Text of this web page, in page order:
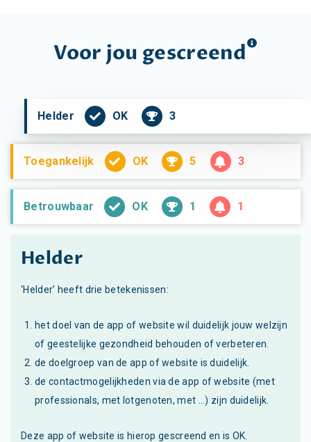
Voor jou gescreend
Helder OK 3
Toegankelijk OK 5 3
Betrouwbaar OK 1 1
Helder
‘Helder’ heeft drie betekenissen:
het doel van de app of website wil duidelijk jouw welzijn
of geestelijke gezondheid behouden of verbeteren.
de doelgroep van de app of website is duidelijk.
de contactmogelijkheden via de app of website (met
professionals, met lotgenoten, met ...) zijn duidelijk.
Deze app of website is hierop gescreend en is OK.